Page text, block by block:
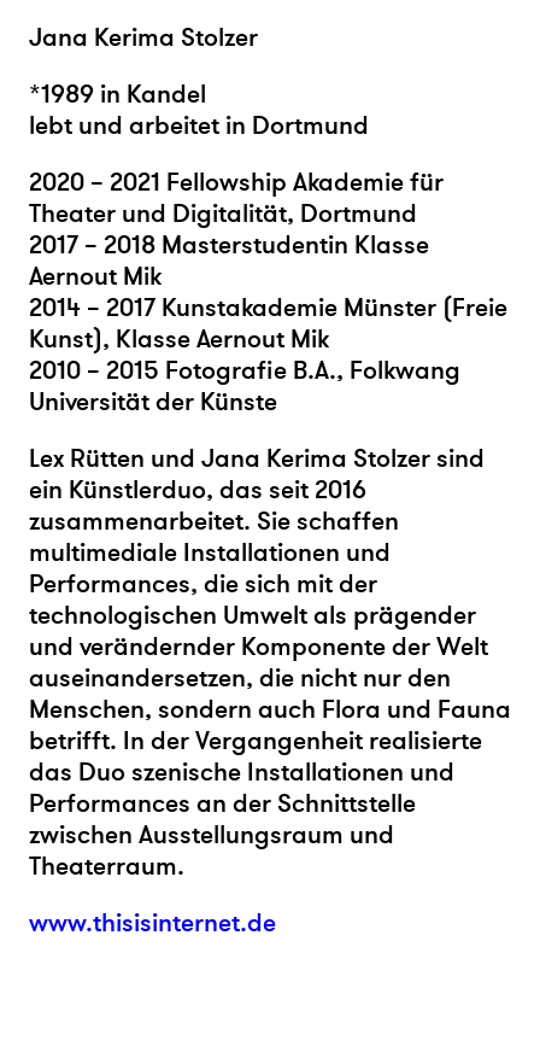
Jana Kerima Stolzer
*1989 in Kandel
lebt und arbeitet in Dortmund
2020 – 2021 Fellowship Akademie für
Theater und Digitalität, Dortmund
2017 – 2018 Masterstudentin Klasse
Aernout Mik
2014 – 2017 Kunstakademie Münster (Freie
Kunst), Klasse Aernout Mik
2010 – 2015 Fotografie B.A., Folkwang
Universität der Künste
Lex Rütten und Jana Kerima Stolzer sind
ein Künstlerduo, das seit 2016
zusammenarbeitet. Sie schaffen
multimediale Installationen und
Performances, die sich mit der
technologischen Umwelt als prägender
und verändernder Komponente der Welt
auseinandersetzen, die nicht nur den
Menschen, sondern auch Flora und Fauna
betrifft. In der Vergangenheit realisierte
das Duo szenische Installationen und
Performances an der Schnittstelle
zwischen Ausstellungsraum und
Theaterraum.
www.thisisinternet.de